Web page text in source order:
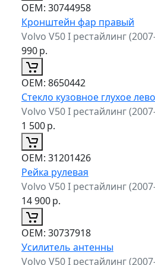
ОЕМ: 30744958
Кронштейн фар правый
Volvo V50 I рестайлинг
990р.
ОЕМ: 8650442
Стекло кузовное глухое
Volvo V50 I рестайлинг
1 500р.
ОЕМ: 31201426
Рейка рулевая
Volvo V50 I рестайлинг
14 900р.
ОЕМ: 30737918
Усилитель антенны
Volvo V50 I рестайлинг